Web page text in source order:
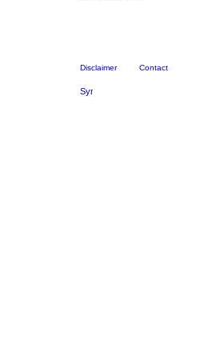
Disclaimer Contact